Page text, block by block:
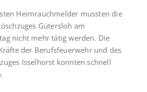
Heimrauchmelder mussten die
Gütersloh am
nicht mehr tätig werden. Die
der Berufsfeuerwehr und des
Isselhorst konnten schnell